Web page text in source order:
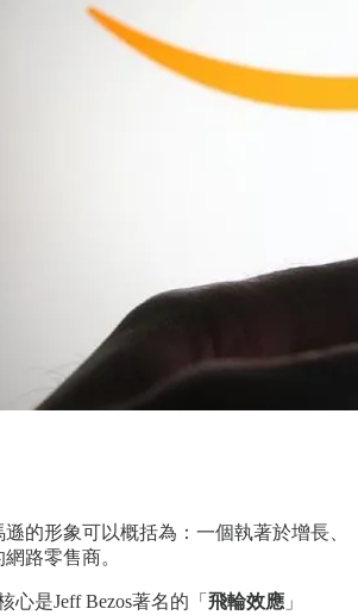
的形象可以概括為：一個執著於增長、
路零售商。
心是Jeff Bezos著名的「 飛輪效應 」